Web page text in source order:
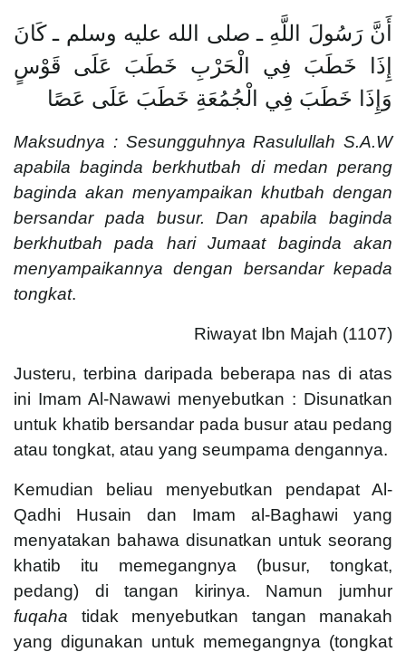
أَنَّ رَسُولَ اللَّهِ ـ صلى الله عليه وسلم ـ كَانَ
إِذَا خَطَبَ فِي الْحَرْبِ خَطَبَ عَلَى قَوْسٍ
وَإِذَا خَطَبَ فِي الْجُمُعَةِ خَطَبَ عَلَى عَصًا
Maksudnya : Sesungguhnya Rasulullah S.A.W
apabila baginda berkhutbah di medan perang
baginda akan menyampaikan khutbah dengan
bersandar pada busur. Dan apabila baginda
berkhutbah pada hari Jumaat baginda akan
menyampaikannya dengan bersandar kepada
tongkat.
Riwayat Ibn Majah (1107)
Justeru, terbina daripada beberapa nas di atas
ini Imam Al-Nawawi menyebutkan : Disunatkan
untuk khatib bersandar pada busur atau pedang
atau tongkat, atau yang seumpama dengannya.
Kemudian beliau menyebutkan pendapat Al-
Qadhi Husain dan Imam al-Baghawi yang
menyatakan bahawa disunatkan untuk seorang
khatib itu memegangnya (busur, tongkat,
pedang) di tangan kirinya. Namun jumhur
fuqaha tidak menyebutkan tangan manakah
yang digunakan untuk memegangnya (tongkat